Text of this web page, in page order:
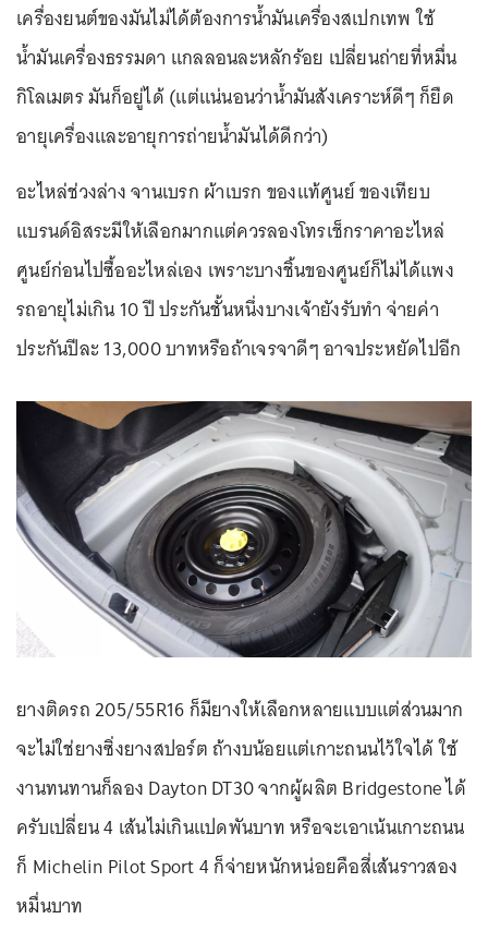
เครื่องยนต์ของมันไม่ได้ต้องการน้ำมันเครื่องสเปกเทพ ใช้
น้ำมันเครื่องธรรมดา แกลลอนละหลักร้อย เปลี่ยนถ่ายที่หมื่น
กิโลเมตร มันก็อยู่ได้ (แต่แน่นอนว่าน้ำมันสังเคราะห์ดีๆ ก็ยืด
อายุเครื่องและอายุการถ่ายน้ำมันได้ดีกว่า)
อะไหล่ช่วงล่าง จานเบรก ผ้าเบรก ของแท้ศูนย์ ของเทียบ
แบรนด์อิสระมีให้เลือกมากแต่ควรลองโทรเช็กราคาอะไหล่
ศูนย์ก่อนไปซื้ออะไหล่เอง เพราะบางชิ้นของศูนย์ก็ไม่ได้แพง
รถอายุไม่เกิน 10 ปี ประกันชั้นหนึ่งบางเจ้ายังรับทำ จ่ายค่า
ประกันปีละ 13,000 บาทหรือถ้าเจรจาดีๆ อาจประหยัดไปอีก
ยางติดรถ 205/55R16 ก็มียางให้เลือกหลายแบบแต่ส่วนมาก
จะไม่ใช่ยางซิ่งยางสปอร์ต ถ้างบน้อยแต่เกาะถนนไว้ใจได้ ใช้
งานทนทานก็ลอง Dayton DT30 จากผู้ผลิต Bridgestone ได้
ครับเปลี่ยน 4 เส้นไม่เกินแปดพันบาท หรือจะเอาเน้นเกาะถนน
ก็ Michelin Pilot Sport 4 ก็จ่ายหนักหน่อยคือสี่เส้นราวสอง
หมื่นบาท